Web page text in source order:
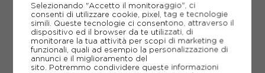
SCHEDA TECNICA
GUIDA ALLE TAGLIE
Selezionando "Accetto il monitoraggio", ci
consenti di utilizzare cookie, pixel, tag e tecnologie
simili. Queste tecnologie ci consentono, attraverso il
dispositivo ed il browser da te utilizzati, di
monitorare la tua attività per scopi di marketing e
funzionali, quali ad esempio la personalizzazione di
annunci e il miglioramento del
sito. Potremmo condividere queste informazioni